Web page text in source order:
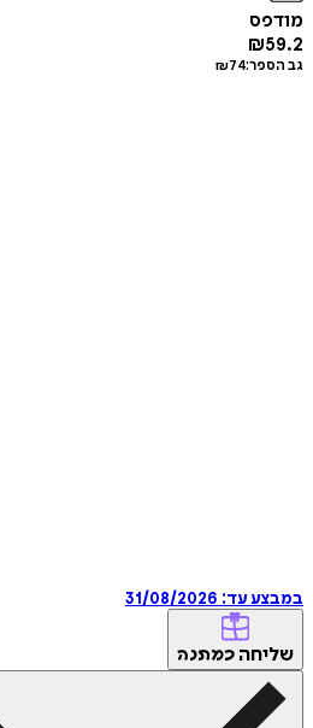
מודפס
₪59.2
גב הספר: ₪74
במבצע עד: 31/08/2026
שליחה כמתנה